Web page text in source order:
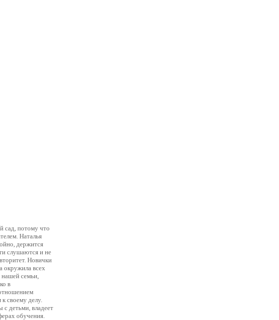
сад, потому что
Наталья
держится
слушаются и не
Новички
окружила всех
нашей семьи,
в
своему делу.
детьми, владеет
обучения.